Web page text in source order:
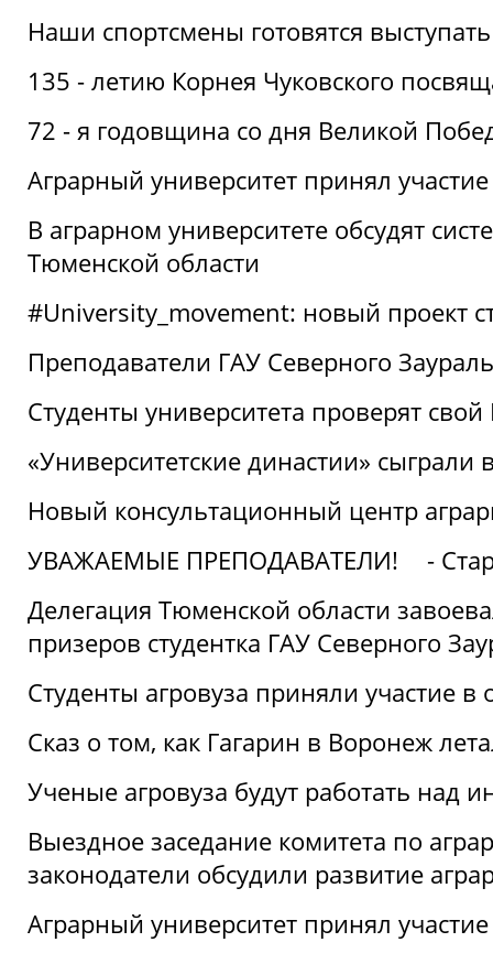
Наши спортсмены готовятся
135 - летию Корнея Чуковского
72 - я годовщина со дня Великой
Аграрный университет принял
В аграрном университете обсудят
Тюменской области
#University_movement: новый проект
Преподаватели ГАУ Северного
Студенты университета проверят свой
«Университетские династии»
Новый консультационный центр
УВАЖАЕМЫЕ ПРЕПОДАВАТЕЛИ!
-
Делегация Тюменской области
призеров студентка ГАУ Северного
Студенты агровуза приняли участие в
Сказ о том, как Гагарин в Воронеж
Ученые агровуза будут работать над
Выездное заседание комитета по
законодатели обсудили развитие
Аграрный университет принял